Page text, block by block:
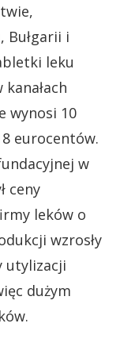
Bułgarii i
leku
wynosi 10
eurocentów.
w
ceny
leków o
wzrosły
utylizacji
dużym